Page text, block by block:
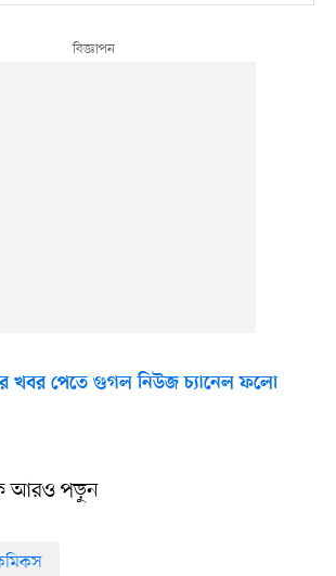
খবর পেতে গুগল নিউজ চ্যানেল ফলো
আরও পড়ুন